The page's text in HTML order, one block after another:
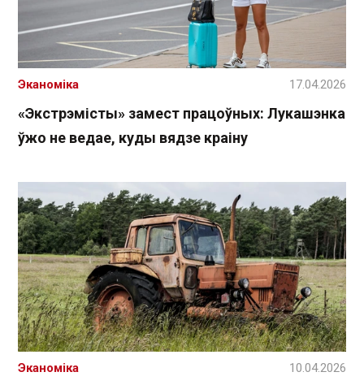
«Экстрэмісты» замест працоўных: Лукашэнка
ўжо не ведае, куды вядзе краіну
Эканоміка 17.04.2026
Эканоміка 10.04.2026